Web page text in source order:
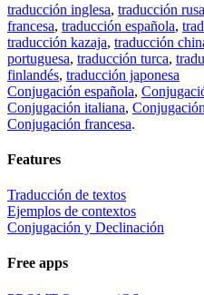
traducción inglesa, traducción rusa
francesa, traducción española,
traducción kazaja, traducción
portuguesa, traducción turca,
finlandés, traducción japonesa
Conjugación española,
Conjugación italiana,
Conjugación francesa.
Features
Traducción de textos
Ejemplos de contextos
Conjugación y Declinación
Free apps